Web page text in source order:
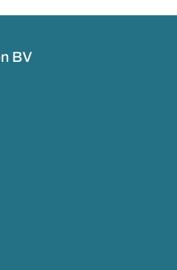
BV